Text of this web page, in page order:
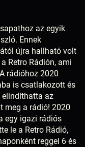
az egyik
Ennek
újra hallható volt
Retro Rádión, ami
rádióhoz 2020
is csatlakozott és
elindíthatta az
meg a rádió! 2020
egy igazi rádiós
le a Retro Rádió,
reggel 6 és